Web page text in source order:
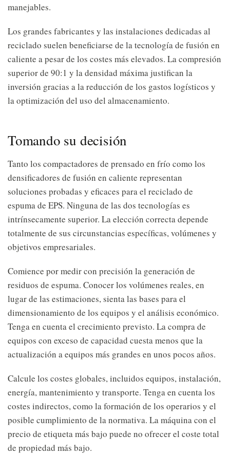
manejables.
Los grandes fabricantes y las instalaciones dedicadas al
reciclado suelen beneficiarse de la tecnología de fusión en
caliente a pesar de los costes más elevados. La compresión
superior de 90:1 y la densidad máxima justifican la
inversión gracias a la reducción de los gastos logísticos y
la optimización del uso del almacenamiento.
Tomando su decisión
Tanto los compactadores de prensado en frío como los
densificadores de fusión en caliente representan
soluciones probadas y eficaces para el reciclado de
espuma de EPS. Ninguna de las dos tecnologías es
intrínsecamente superior. La elección correcta depende
totalmente de sus circunstancias específicas, volúmenes y
objetivos empresariales.
Comience por medir con precisión la generación de
residuos de espuma. Conocer los volúmenes reales, en
lugar de las estimaciones, sienta las bases para el
dimensionamiento de los equipos y el análisis económico.
Tenga en cuenta el crecimiento previsto. La compra de
equipos con exceso de capacidad cuesta menos que la
actualización a equipos más grandes en unos pocos años.
Calcule los costes globales, incluidos equipos, instalación,
energía, mantenimiento y transporte. Tenga en cuenta los
costes indirectos, como la formación de los operarios y el
posible cumplimiento de la normativa. La máquina con el
precio de etiqueta más bajo puede no ofrecer el coste total
de propiedad más bajo.